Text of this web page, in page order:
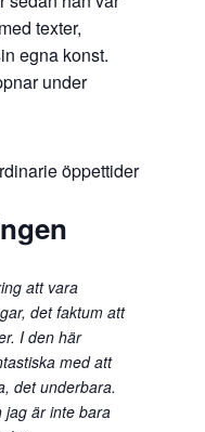
texter,
egna konst.
under
öppettider
att vara
det faktum att
I den här
med att
det underbara.
jag är inte bara